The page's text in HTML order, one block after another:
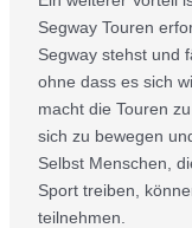
Segway Touren
Segway stehst und
ohne dass es sich
macht die Touren
sich zu bewegen
Selbst Menschen,
Sport treiben,
teilnehmen.